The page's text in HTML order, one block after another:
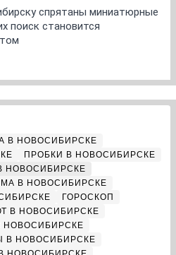
спрятаны миниатюрные
поиск становится
В НОВОСИБИРСКЕ
ПРОБКИ В НОВОСИБИРСКЕ
НОВОСИБИРСКЕ
В НОВОСИБИРСКЕ
ГОРОСКОП
В НОВОСИБИРСКЕ
НОВОСИБИРСКЕ
В НОВОСИБИРСКЕ